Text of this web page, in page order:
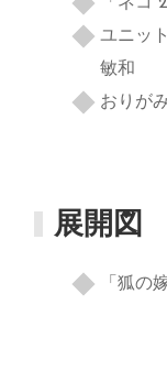
ユニッ
敏和
おりが
展開図
「狐の